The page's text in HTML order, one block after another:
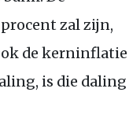
zal zijn,
de kerninflatie
is die daling